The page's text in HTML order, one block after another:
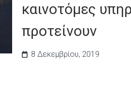
καινοτόμες
προτείνουν
8 Δεκεμβρίου, 2019